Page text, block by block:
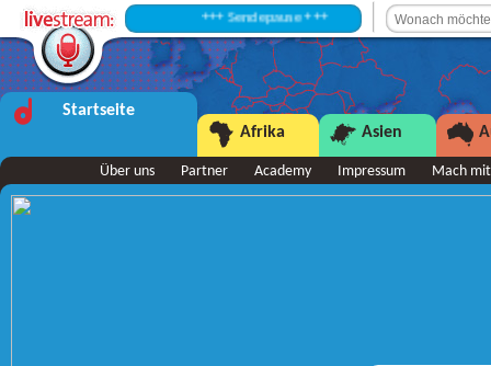
+++ Sendepause +++
Startseite
Afrika
Asien
Über uns Partner Academy Impressum Mach mit